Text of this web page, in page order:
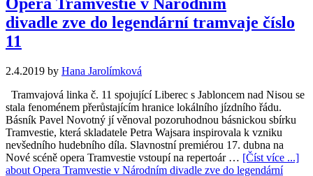
divadle zve do legendární tramvaje číslo
11
2.4.2019 by Hana Jarolímková
Tramvajová linka č. 11 spojující Liberec s Jabloncem nad Nisou se
stala fenoménem přerůstajícím hranice lokálního jízdního řádu.
Básník Pavel Novotný jí věnoval pozoruhodnou básnickou sbírku
Tramvestie, která skladatele Petra Wajsara inspirovala k vzniku
nevšedního hudebního díla. Slavnostní premiérou 17. dubna na
Nové scéně opera Tramvestie vstoupí na repertoár … [Číst více ...]
about Opera Tramvestie v Národním divadle zve do legendární